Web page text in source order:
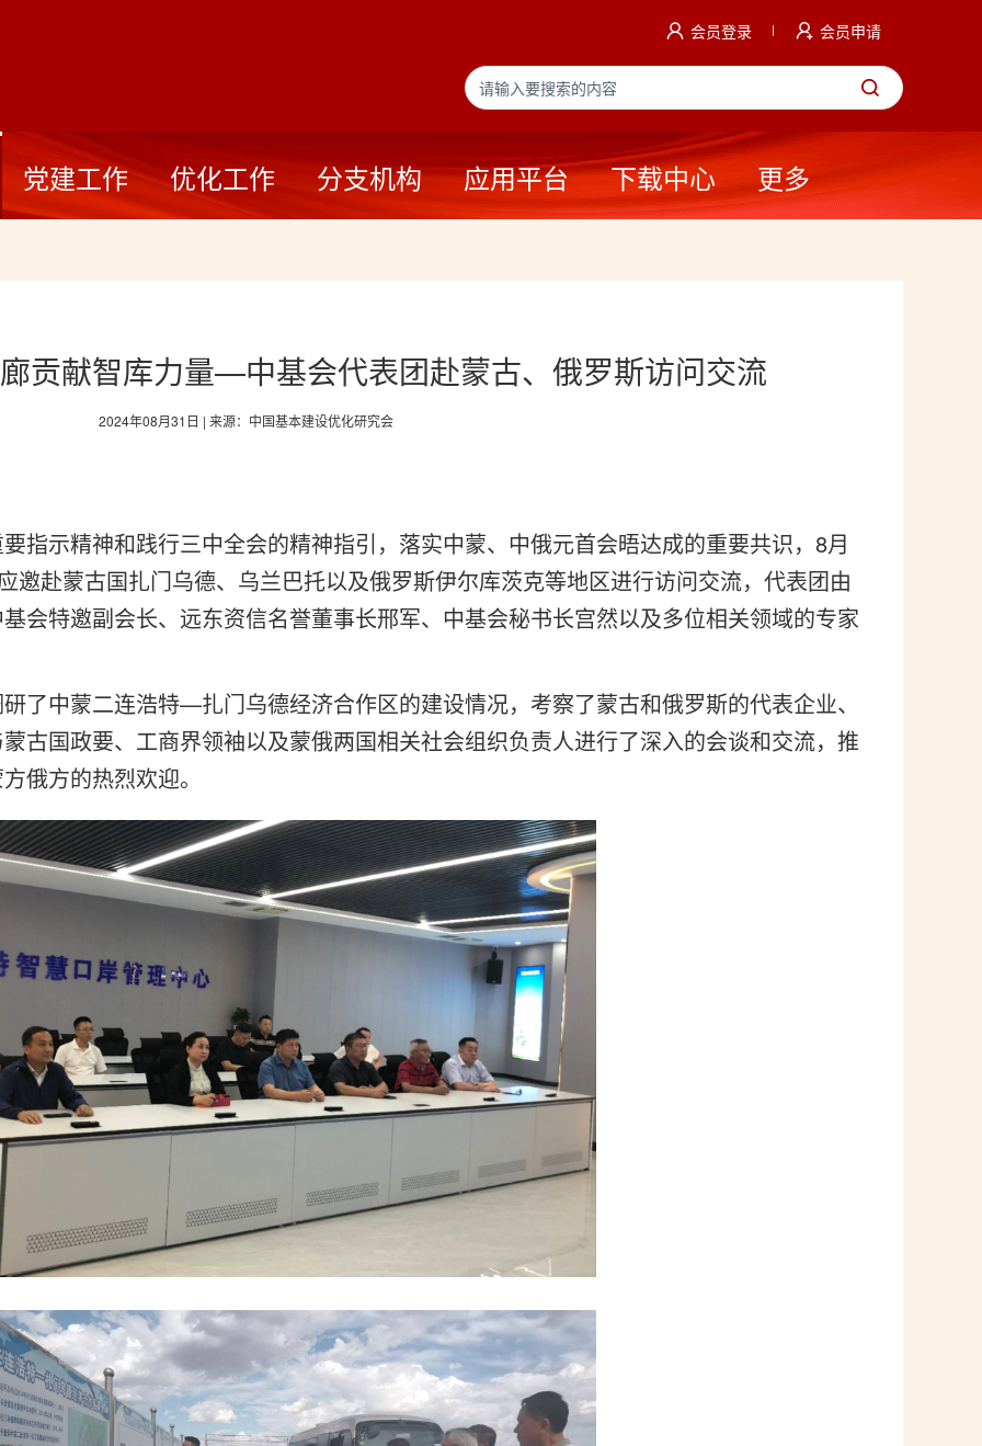
会员登录 会员申请
党建工作 优化工作 分支机构 应用平台 下载中心 更多
贡献智库力量—中基会代表团赴蒙古、俄罗斯访问交流
2024年08月31日 | 来源：中国基本建设优化研究会
指示精神和践行三中全会的精神指引，落实中蒙、中俄元首会晤达成的重要共识，8月
邀赴蒙古国扎门乌德、乌兰巴托以及俄罗斯伊尔库茨克等地区进行访问交流，代表团由
会特邀副会长、远东资信名誉董事长邢军、中基会秘书长宫然以及多位相关领域的专家
了中蒙二连浩特—扎门乌德经济合作区的建设情况，考察了蒙古和俄罗斯的代表企业、
古国政要、工商界领袖以及蒙俄两国相关社会组织负责人进行了深入的会谈和交流，推
俄方的热烈欢迎。